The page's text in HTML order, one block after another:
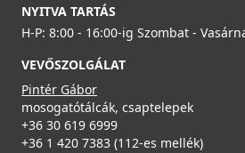
ELLECI - Csaptelep Po G68 - Kifutó
MGKPO68
5 990 Ft
NYITVA TARTÁS
H-P: 8:00 - 16:00-ig Szombat -
VEVŐSZOLGÁLAT
Pintér Gábor
mosogatótálcák, csaptelepek
+36 30 619 6999
+36 1 420 7383 (112-es mellék)